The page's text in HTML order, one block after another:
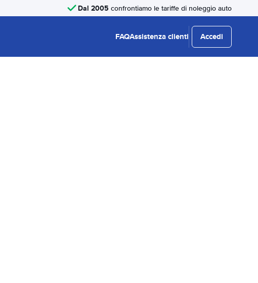
Dal 2005 confrontiamo le tariffe di noleggio auto
FAQAssistenza clienti Accedi